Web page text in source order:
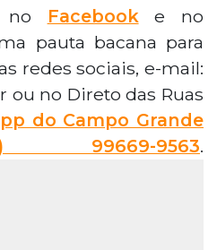
no Facebooke no
pauta bacana para
redes sociais, e-mail:
ou no Direto das Ruas
do Campo Grande
9563.